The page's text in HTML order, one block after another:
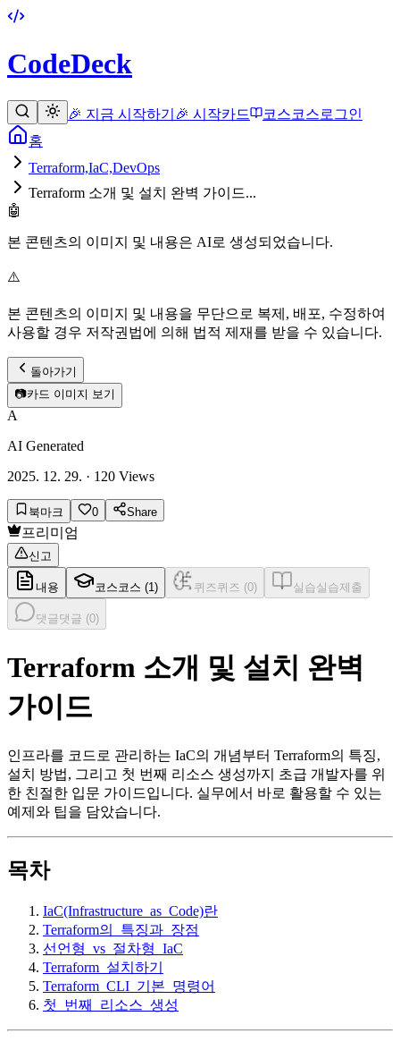
CodeDeck
🎉 지금 시작하기 🎉 시작카드 코스코스로그인
홈
Terraform,IaC,DevOps
Terraform 소개 및 설치 완벽 가이드...
🤖
본 콘텐츠의 이미지 및 내용은 AI로 생성되었습니다.
⚠️
본 콘텐츠의 이미지 및 내용을 무단으로 복제, 배포, 수정하여
사용할 경우 저작권법에 의해 법적 제재를 받을 수 있습니다.
돌아가기
📷카드 이미지 보기
A
AI Generated
2025. 12. 29. · 120 Views
북마크 0 Share
프리미엄
신고
내용 코스 코스 (1 ) 퀴즈퀴즈 (0) 실습실습제출
댓글댓글 (0)
Terraform 소개 및 설치 완벽
가이드
인프라를 코드로 관리하는 IaC의 개념부터 Terraform의 특징,
설치 방법, 그리고 첫 번째 리소스 생성까지 초급 개발자를 위
한 친절한 입문 가이드입니다. 실무에서 바로 활용할 수 있는
예제와 팁을 담았습니다.
목차
IaC(Infrastructure_as_Code)란
Terraform의_특징과_장점
선언형_vs_절차형_IaC
Terraform_설치하기
Terraform_CLI_기본_명령어
첫_번째_리소스_생성